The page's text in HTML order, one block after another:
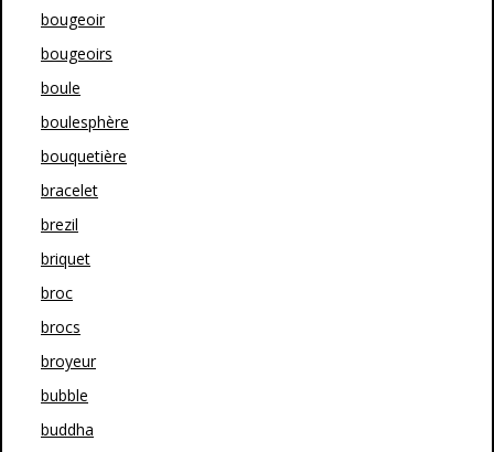
bougeoir
bougeoirs
boule
boulesphère
bouquetière
bracelet
brezil
briquet
broc
brocs
broyeur
bubble
buddha